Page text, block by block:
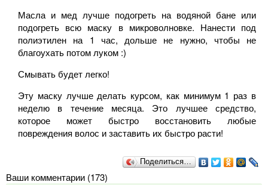
Масла и мед лучше подогреть на водяной бане или
подогреть всю маску в микроволновке. Нанести под
полиэтилен на 1 час, дольше не нужно, чтобы не
благоухать потом луком :)
Смывать будет легко!
Эту маску лучше делать курсом, как минимум 1 раз в
неделю в течение месяца. Это лучшее средство,
которое может быстро восстановить любые
повреждения волос и заставить их быстро расти!
Поделиться…
Ваши комментарии (173)